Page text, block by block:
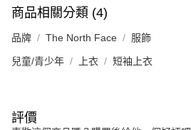
商品相關分類 (4)
品牌 The North Face 服飾
兒童/青少年 上衣 短袖上衣
評價